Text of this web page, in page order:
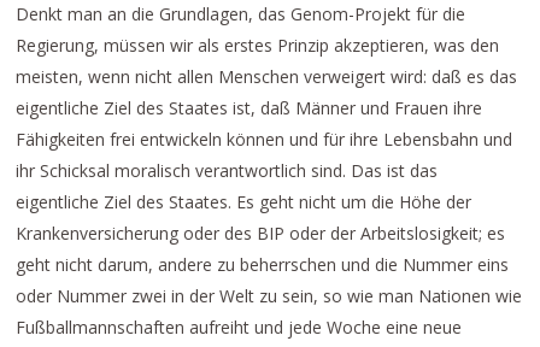
Denkt man an die Grundlagen, das Genom-Projekt für die
Regierung, müssen wir als erstes Prinzip akzeptieren, was den
meisten, wenn nicht allen Menschen verweigert wird: daß es das
eigentliche Ziel des Staates ist, daß Männer und Frauen ihre
Fähigkeiten frei entwickeln können und für ihre Lebensbahn und
ihr Schicksal moralisch verantwortlich sind. Das ist das
eigentliche Ziel des Staates. Es geht nicht um die Höhe der
Krankenversicherung oder des BIP oder der Arbeitslosigkeit; es
geht nicht darum, andere zu beherrschen und die Nummer eins
oder Nummer zwei in der Welt zu sein, so wie man Nationen wie
Fußballmannschaften aufreiht und jede Woche eine neue